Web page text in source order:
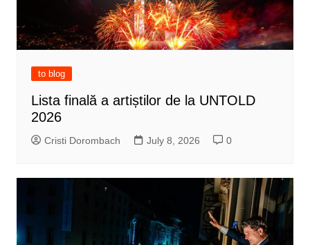
to blog
Lista finală a artiștilor de la UNTOLD
2026
Cristi Dorombach July 8, 2026 0